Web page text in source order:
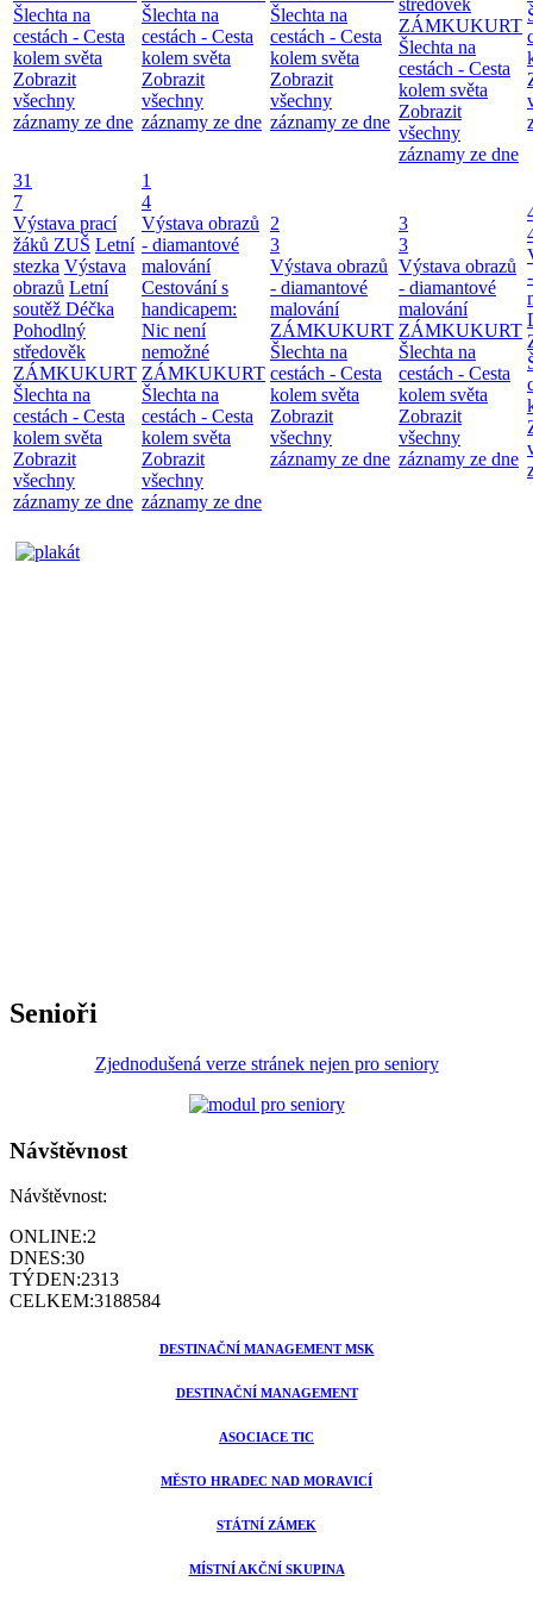
Šlechta na
cestách - Cesta
kolem světa
Zobrazit
všechny
záznamy ze dne
Šlechta na
cestách - Cesta
kolem světa
Zobrazit
všechny
záznamy ze dne
Šlechta na
cestách - Cesta
kolem světa
Zobrazit
všechny
záznamy ze dne
středověk
ZÁMKUKURT
Šlechta na
cestách - Cesta
kolem světa
Zobrazit
všechny
záznamy ze dne
31
7
Výstava prací
žáků ZUŠ Letní
stezka Výstava
obrazů Letní
soutěž Déčka
Pohodlný
středověk
ZÁMKUKURT
Šlechta na
cestách - Cesta
kolem světa
Zobrazit
všechny
záznamy ze dne
1
4
Výstava obrazů
- diamantové
malování
Cestování s
handicapem:
Nic není
nemožné
ZÁMKUKURT
Šlechta na
cestách - Cesta
kolem světa
Zobrazit
všechny
záznamy ze dne
2
3
Výstava obrazů
- diamantové
malování
ZÁMKUKURT
Šlechta na
cestách - Cesta
kolem světa
Zobrazit
všechny
záznamy ze dne
3
3
Výstava obrazů
- diamantové
malování
ZÁMKUKURT
Šlechta na
cestách - Cesta
kolem světa
Zobrazit
všechny
záznamy ze dne
Senioři
Zjednodušená verze stránek nejen pro seniory
Návštěvnost
Návštěvnost:
ONLINE:2
DNES:30
TÝDEN:2313
CELKEM:3188584
DESTINAČNÍ MANAGEMENT MSK
DESTINAČNÍ MANAGEMENT
ASOCIACE TIC
MĚSTO HRADEC NAD MORAVICÍ
STÁTNÍ ZÁMEK
MÍSTNÍ AKČNÍ SKUPINA